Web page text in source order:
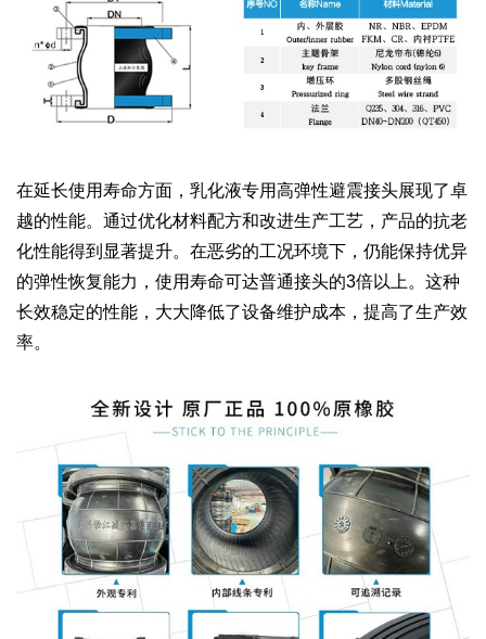
在延长使用寿命方面，乳化液专用高弹性避震接头展现了卓
越的性能。通过优化材料配方和改进生产工艺，产品的抗老
化性能得到显著提升。在恶劣的工况环境下，仍能保持优异
的弹性恢复能力，使用寿命可达普通接头的3倍以上。这种
长效稳定的性能，大大降低了设备维护成本，提高了生产效
率。